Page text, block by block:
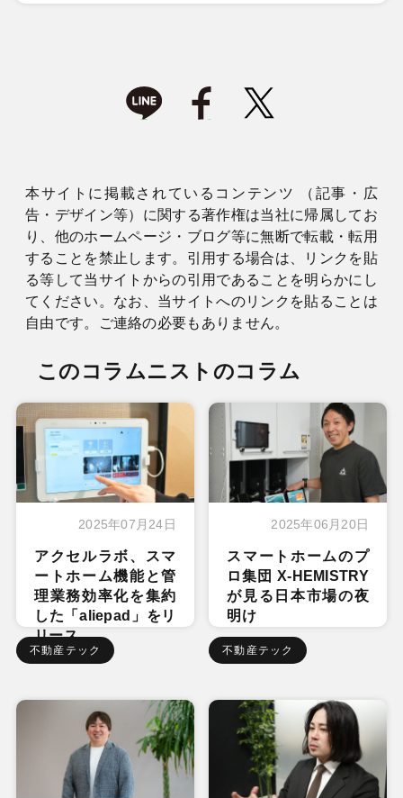
本サイトに掲載されているコンテンツ （記事・広
告・デザイン等）に関する著作権は当社に帰属してお
り、他のホームページ・ブログ等に無断で転載・転用
することを禁止します。引用する場合は、リンクを貼
る等して当サイトからの引用であることを明らかにし
てください。なお、当サイトへのリンクを貼ることは
自由です。ご連絡の必要もありません。
このコラムニストのコラム
2025年07月24日
アクセルラボ、スマ
ートホーム機能と管
理業務効率化を集約
した「aliepad」をリ
リース
不動産テック
2025年06月20日
スマートホームのプ
ロ集団 X-HEMISTRY
が見る日本市場の夜
明け
不動産テック